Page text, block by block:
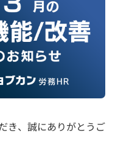
き、誠にありがとうご